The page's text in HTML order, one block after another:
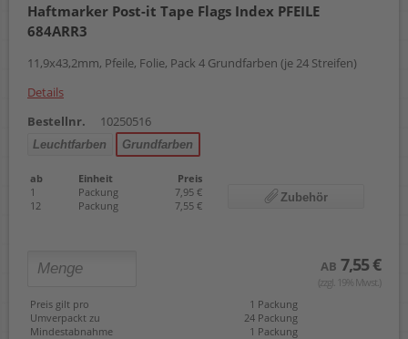
Haftmarker Post-it Tape Flags Index PFEILE
684ARR3
11,9x43,2mm, Pfeile, Folie, Pack 4 Grundfarben (je 24 Streifen)
Details
Bestellnr.
10250516
Leuchtfarben Grundfarben
ab Einheit
Preis
1
Packung
7,95 €
12
Packung 7,55 €
Zubehör
AB 7,55 €
(zzgl. 19% Mwst.)
Preis gilt pro
1 Packung
Umverpackt zu
24 Packung
Mindestabnahme
1 Packung